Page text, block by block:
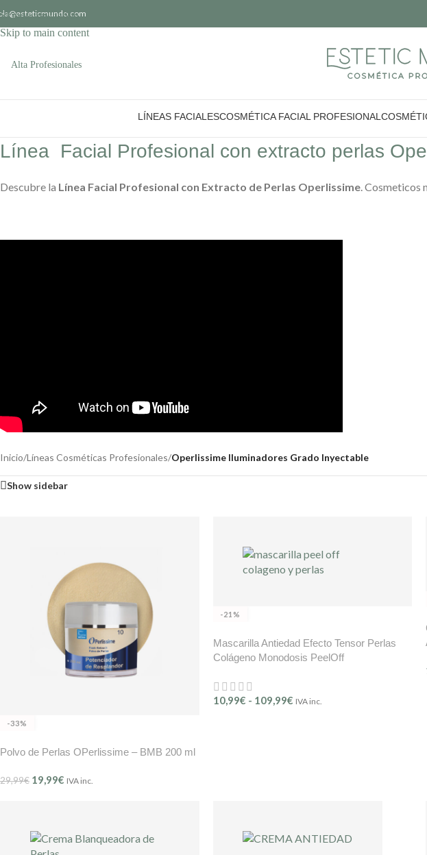
Skip to navigation
Skip to main content
Alta Profesionales
LÍNEAS FACIALESCOSMÉTICA FACIAL PROFESIONAL
Línea Facial Profesional con extracto perlas
Descubre la Línea Facial Profesional con Extracto de Perlas Operlissime. Cosmeticos
Inicio/Líneas Cosméticas Profesionales/Operlissime Iluminadores Grado Inyectable
Show sidebar
-33%
Polvo de Perlas OPerlissime – BMB 200 ml
29,99€ 19,99€ IVA inc.
-21%
Mascarilla Antiedad Efecto Tensor Perlas
Colágeno Monodosis PeelOff
10,99€ - 109,99€ IVA inc.